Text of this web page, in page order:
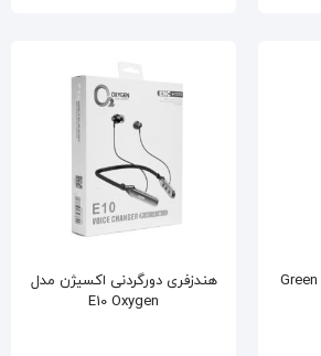
هندزفری دورگردنی اکسیژن مدل
E10 Oxygen